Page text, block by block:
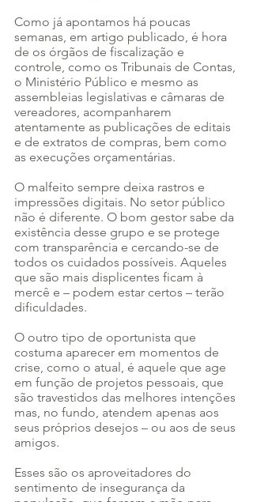
Como já apontamos há poucas
semanas, em artigo publicado, é hora
de os órgãos de fiscalização e
controle, como os Tribunais de Contas,
o Ministério Público e mesmo as
assembleias legislativas e câmaras de
vereadores, acompanharem
atentamente as publicações de editais
e de extratos de compras, bem como
as execuções orçamentárias.
O malfeito sempre deixa rastros e
impressões digitais. No setor público
não é diferente. O bom gestor sabe da
existência desse grupo e se protege
com transparência e cercando-se de
todos os cuidados possíveis. Aqueles
que são mais displicentes ficam à
mercê e – podem estar certos – terão
dificuldades.
O outro tipo de oportunista que
costuma aparecer em momentos de
crise, como o atual, é aquele que age
em função de projetos pessoais, que
são travestidos das melhores intenções
mas, no fundo, atendem apenas aos
seus próprios desejos – ou aos de seus
amigos.
Esses são os aproveitadores do
sentimento de insegurança da